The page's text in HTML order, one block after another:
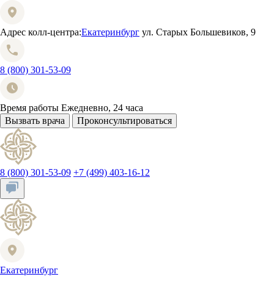
Адрес колл-центра:Екатеринбург ул. Старых Большевиков, 9
8 (800) 301-53-09
Время работы Ежедневно, 24 часа
Вызвать врача
Проконсультироваться
8 (800) 301-53-09 +7 (499) 403-16-12
Екатеринбург